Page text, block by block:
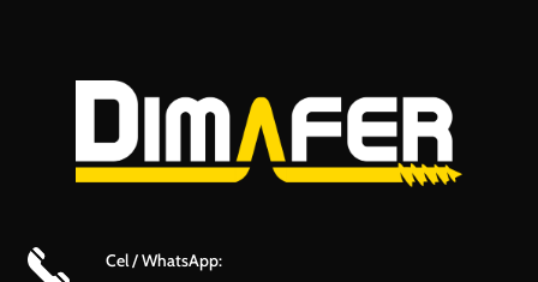
Cel / WhatsApp: